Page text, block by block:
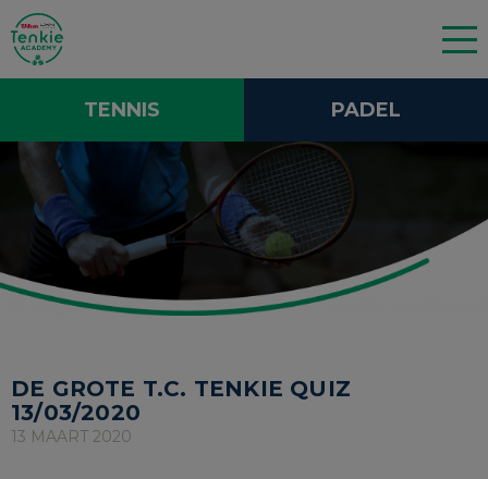
TENNIS PADEL
DE GROTE T.C. TENKIE QUIZ
13/03/2020
13 MAART 2020